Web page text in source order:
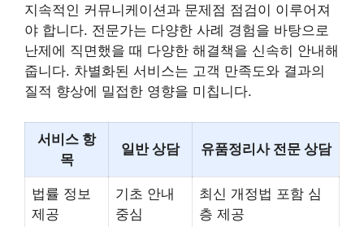
지속적인 커뮤니케이션과 문제점 점검이 이루어져
야 합니다. 전문가는 다양한 사례 경험을 바탕으로
난제에 직면했을 때 다양한 해결책을 신속히 안내해
줍니다. 차별화된 서비스는 고객 만족도와 결과의
질적 향상에 밀접한 영향을 미칩니다.
서비스 항
목
일반 상담 유품정리사 전문 상담
법률 정보
제공
기초 안내
중심
최신 개정법 포함 심
층 제공